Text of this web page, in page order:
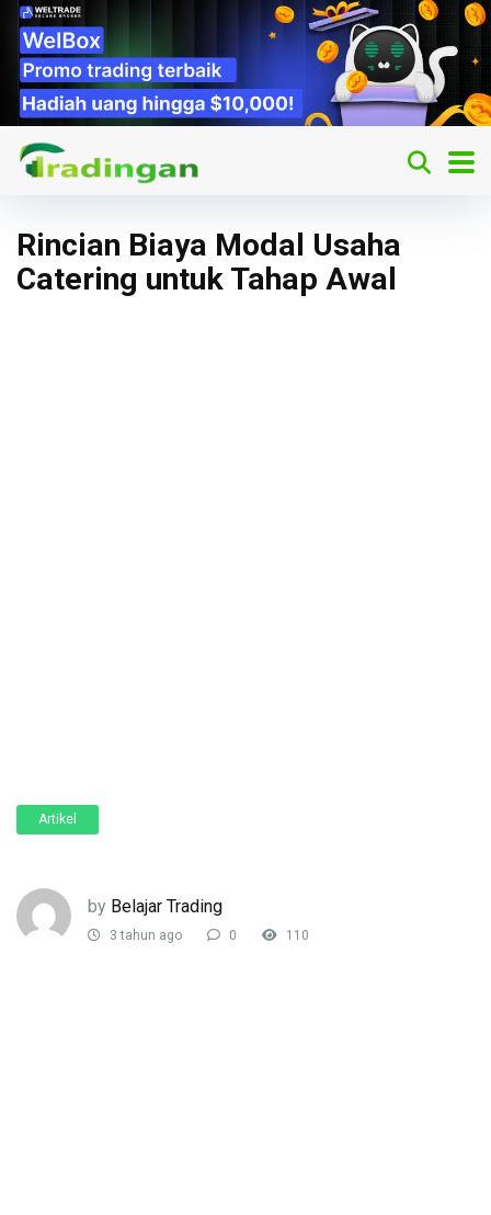
Rincian Biaya Modal Usaha
Catering untuk Tahap Awal
Artikel
by Belajar Trading
3 tahun ago 0 110